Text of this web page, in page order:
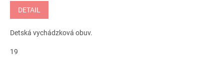
DETAIL
Detská vychádzková obuv.
19